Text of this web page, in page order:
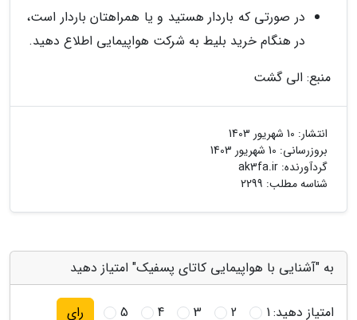
در صورتی که باردار هستید و یا همراهتان باردار است،
در هنگام خرید بلیط به شرکت هواپیمایی اطلاع دهید.
منبع: الی گشت
انتشار: 10 شهریور 1403
بروزرسانی: 10 شهریور 1403
گردآورنده: ak3fa.ir
شناسه مطلب: 2299
به "آشنایی با هواپیمایی کاتای پسفیک" امتیاز دهید
امتیاز دهید:1
2
3
4
5 رای